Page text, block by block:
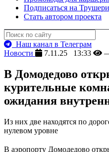
Подписаться на
Стать автором проекта
Наш канал в Телеграм
Новости
7.11.25 13:33
В Домодедово
курительные
ожидания
Из них две находятся по
нулевом уровне
В аэропорту Домодедово